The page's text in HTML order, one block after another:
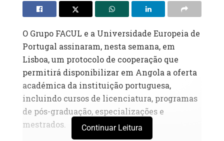
O Grupo FACUL e a Universidade Europeia de
Portugal assinaram, nesta semana, em
Lisboa, um protocolo de cooperação que
permitirá disponibilizar em Angola a oferta
académica da instituição portuguesa,
incluindo cursos de licenciatura, programas
de pós-graduação, especializações e
mestrados.
Continuar Leitura